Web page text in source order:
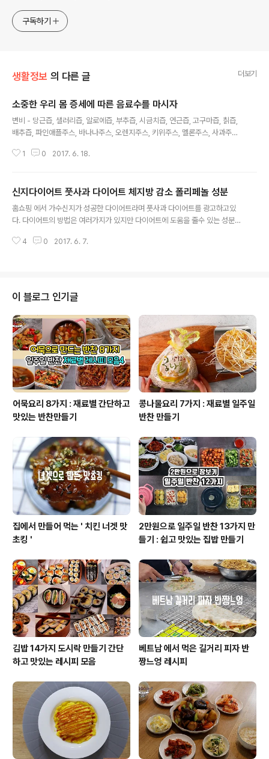
구독하기
생활정보 의 다른 글 더보기
소중한 우리 몸 증세에 따른 음료수를 마시자
변비 - 당근즙, 샐러리즙, 알로에즙, 부추즙, 시금치즙, 연근즙, 고구마즙, 칡즙,
배추즙, 파인애플주스, 바나나주스, 오렌지주스, 키위주스, 멜론주스, 사과주스,
장운동이 제대로 이루어 지지 못해 나타나는 증상이다. 변비가 있으면 무엇보다
동을 원활하게 해주며 몸속 노폐물을 배출 시켜 준다. 피로회복 - 샐러리즙, 피
망즙, 케일즙, 양파즙, 아스파라거스즙, 레몬주스, 매실주스, 포도주스, 파인애플
주스, 오렌지주스, 멜론주스, 사과주스, 귤주스, 인삼차, 구기자차, 모과차, ..
1 0 2017. 6. 18.
신지다이어트 풋사과 다이어트 체지방 감소 폴리페놀 성분
홈쇼핑 에서 가수신지가 성공한 다이어트라며 풋사과 다이어트를 광고하고있
다. 다이어트의 방법은 여러가지가 있지만 다이어트에 도움을 줄수 있는 성분인
품이 나오지만 효과를 뚜렷이 본사람은 방송과 후기외에선 본적이 없는것 같다.
그럼 신지가 한때 신장이 안좋아 몸이 퉁퉁 부은거라고 했는데 지금은 홈쇼핑의
풋사과 성분 알약같은것을 먹고 살을 쪽 빼고 지금까지 유지하며 다시 찌지 않
고 있다고 광고하는 폴리페놀 성분에 ..
4 0 2017. 6. 7.
이 블로그 인기글
어묵요리 8가지 : 재료별 간단하고
맛있는 반찬만들기
콩나물요리 7가지 : 재료별 일주일
반찬 만들기
집에서 만들어 먹는 ' 치킨 너겟 맛
초킹 '
2만원으로 일주일 반찬 13가지 만
들기 : 쉽고 맛있는 집밥 만들기
김밥 14가지 도시락 만들기 간단
하고 맛있는 레시피 모음
베트남 에서 먹은 길거리 피자 반
짱느엉 레시피